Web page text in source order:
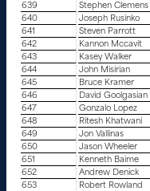
639
Stephen Clemens
640
Joseph Rusinko
641
Steven Parrott
642
Kannon Mccavit
643
Kasey Walker
644
John Misirian
645
Bruce Kramer
646
David Goolgasian
647
Gonzalo Lopez
648
Ritesh Khatwani
649
Jon Vallinas
650
Jason Wheeler
651
Kenneth Baime
652
Andrew Denick
653
Robert Rowland